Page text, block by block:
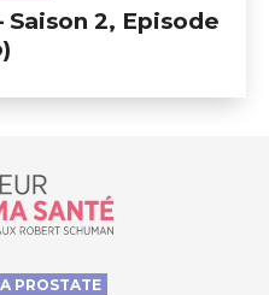
2, Episode
de ma santé, by
PROSTATE